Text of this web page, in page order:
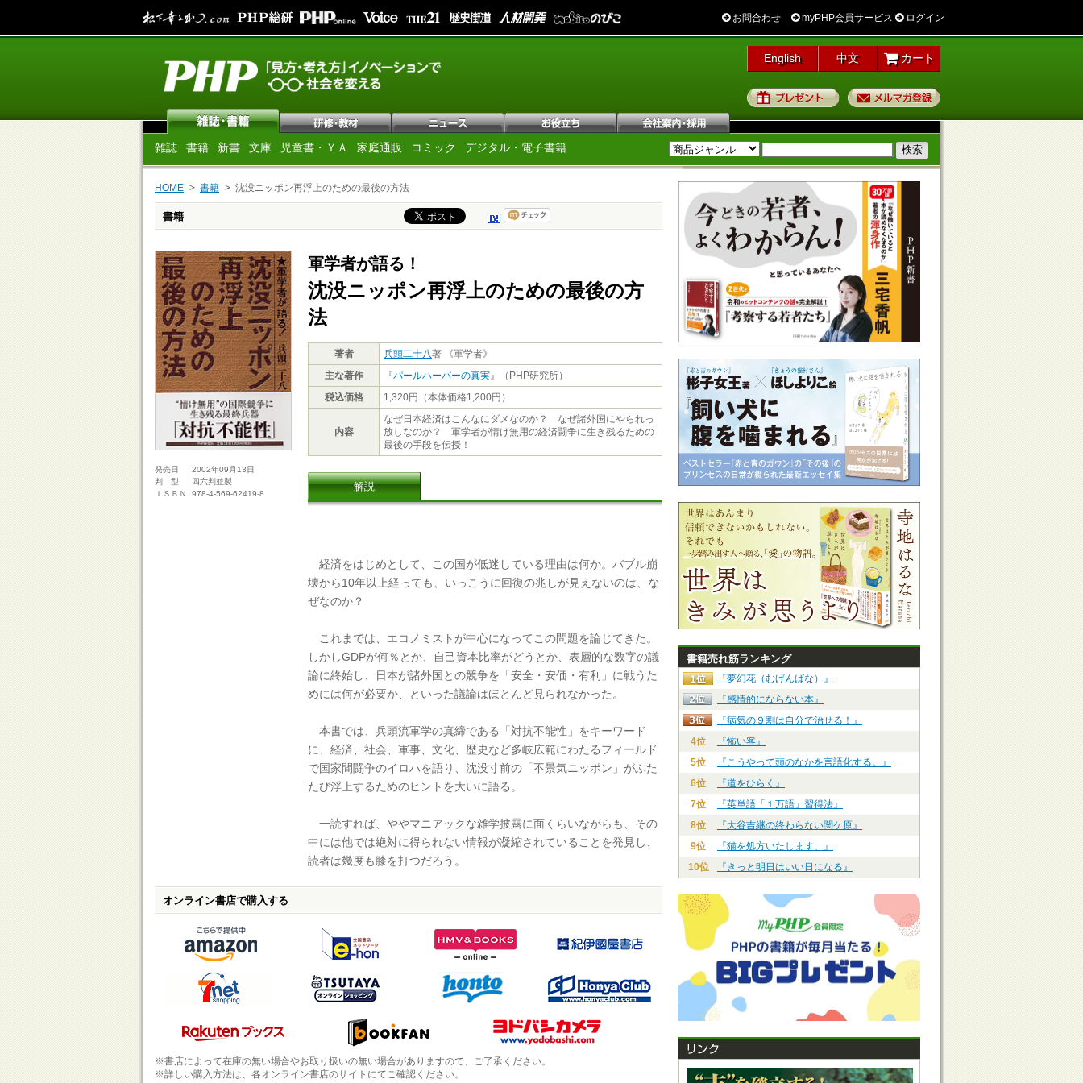
お問合わせ myPHP会員サービス ログイン
English 中文 カート
プレゼント
雑誌 書籍 新書 文庫 児童書・ＹＡ 家庭通販 コミック デジタル・電子書籍
HOME 書籍 沈没ニッポン再浮上のための最後の方法
書籍
発売日
2002年09月13日
判 型
四六判並製
ＩＳＢＮ
978-4-569-62419-8
軍学者が語る！
沈没ニッポン再浮上のための最後の方
法
著者 兵頭二十八著 《軍学者》
主な著作
『パールハーバーの真実』（PHP研究所）
税込価格
1,320円（本体価格1,200円）
内容
なぜ日本経済はこんなにダメなのか？ なぜ諸外国にやられっ
放しなのか？ 軍学者が情け無用の経済闘争に生き残るための
最後の手段を伝授！
解説
経済をはじめとして、この国が低迷している理由は何か。バブル崩
壊から10年以上経っても、いっこうに回復の兆しが見えないのは、な
ぜなのか？
これまでは、エコノミストが中心になってこの問題を論じてきた。
しかしGDPが何％とか、自己資本比率がどうとか、表層的な数字の議
論に終始し、日本が諸外国との競争を「安全・安価・有利」に戦うた
めには何が必要か、といった議論はほとんど見られなかった。
本書では、兵頭流軍学の真締である「対抗不能性」をキーワード
に、経済、社会、軍事、文化、歴史など多岐広範にわたるフィールド
で国家間闘争のイロハを語り、沈没寸前の「不景気ニッポン」がふた
たび浮上するためのヒントを大いに語る。
一読すれば、ややマニアックな雑学披露に面くらいながらも、その
中には他では絶対に得られない情報が凝縮されていることを発見し、
読者は幾度も膝を打つだろう。
オンライン書店で購入する
※書店によって在庫の無い場合やお取り扱いの無い場合がありますので、ご了承ください。
※詳しい購入方法は、各オンライン書店のサイトにてご確認ください。
書籍売れ筋ランキング
『夢幻花（むげんばな）』
『感情的にならない本』
『病気の９割は自分で治せる！』
4位
『怖い客』
5位
『こうやって頭のなかを言語化する。』
6位
『道をひらく』
7位
『英単語「１万語」習得法』
8位
『大谷吉継の終わらない関ケ原』
9位
『猫を処方いたします。』
10位
『きっと明日はいい日になる』